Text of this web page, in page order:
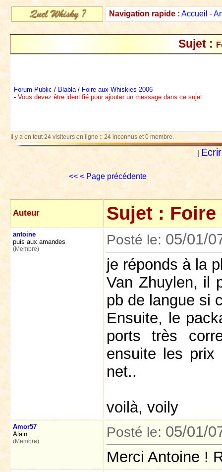
Navigation rapide : Accueil -
Sujet :
Forum Public / Blabla/ Foire aux Whiskies 2006
- Vous devez être identifié pour ajouter un message dans ce sujet
Il y a en tout 24 visiteurs en ligne :: 24 inconnus et 0 membre.
[
<< < Page précédente
Auteur Sujet : Foire
antoine
puis aux amandes
(Membre)
Posté le: 05/01/
je réponds à la
Van Zhuylen, il
pb de langue si
Ensuite, le
ports très
ensuite les
net..
voilà, voily
Amor57
Alain
(Membre)
Posté le: 05/01/
Merci Antoine !